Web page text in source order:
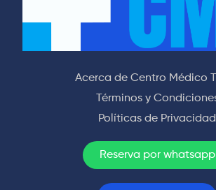
Acerca de Centro Médico
Términos y
Políticas de Privacidad
Reserva por whatsapp